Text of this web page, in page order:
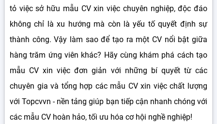
3.1.2. CV xin việc nhóm ngành công nghệ
và quản lý
3.1.4. CV xin việc nhóm ngành y tế
3.1.5. CV xin việc nhóm ngành giáo dục
3.1.6. Curriculum Vitae mẫu nhóm ngành dịch vụ, du lịch
và khách sạn
3.1.7. CV xin việc nhóm ngành kỹ thuật - xây dựng
3.1.9. CV xin việc nhóm ngành Kế toán - Kiểm toán
3.1.10. CV xin việc nhóm ngành Thiết kế
tỏ việc sở hữu mẫu CV xin việc chuyên nghiệp, độc đáo
không chỉ là xu hướng mà còn là yếu tố quyết định sự
thành công. Vậy làm sao để tạo ra một CV nổi bật giữa
hàng trăm ứng viên khác? Hãy cùng khám phá cách tạo
mẫu CV xin việc đơn giản với những bí quyết từ các
chuyên gia và tổng hợp các mẫu CV xin việc chất lượng
với Topcvvn - nền tảng giúp bạn tiếp cận nhanh chóng với
các mẫu CV hoàn hảo, tối ưu hóa cơ hội nghề nghiệp!